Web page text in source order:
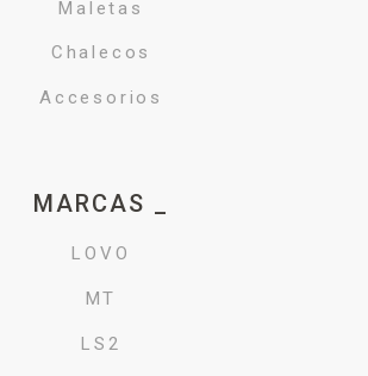
Maletas
Chalecos
Accesorios
MARCAS _
LOVO
MT
LS2